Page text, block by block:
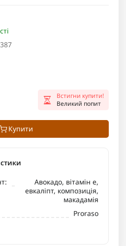
Встигни купити!
Великий попит
Купити
Авокадо, вітамін е,
евкаліпт, композиція,
макадамія
Proraso